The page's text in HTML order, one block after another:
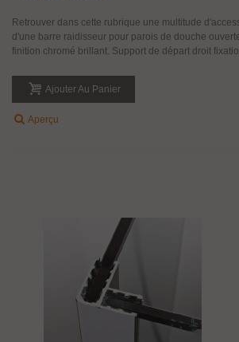
Retrouver dans cette rubrique une multitude
d'une barre raidisseur pour parois de douche
finition chromé brillant. Support de départ droit
Ajouter Au Panier
Aperçu